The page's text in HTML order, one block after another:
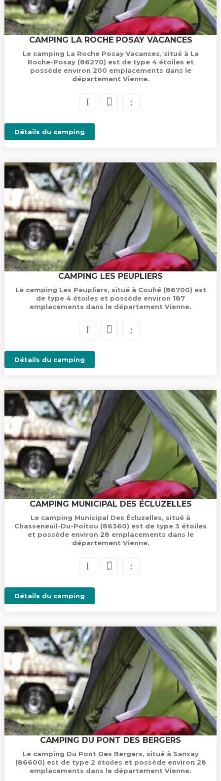
CAMPING LA ROCHE POSAY VACANCES
Le camping La Roche Posay Vacances, situé à La
Roche-Posay (86270) est de type 4 étoiles et
possède environ 200 emplacements dans le
département Vienne.
Détails du camping
CAMPING LES PEUPLIERS
Le camping Les Peupliers, situé à Couhé (86700) est
de type 4 étoiles et possède environ 187
emplacements dans le département Vienne.
Détails du camping
CAMPING MUNICIPAL DES ÉCLUZELLES
Le camping Municipal Des Écluzelles, situé à
Chasseneuil-Du-Poitou (86360) est de type 3 étoiles
et possède environ 28 emplacements dans le
département Vienne.
Détails du camping
CAMPING DU PONT DES BERGERS
Le camping Du Pont Des Bergers, situé à Sanxay
(86600) est de type 2 étoiles et possède environ 28
emplacements dans le département Vienne.